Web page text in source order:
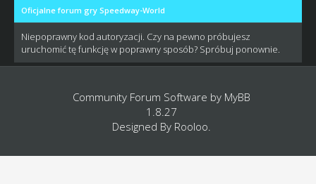
Oficjalne forum gry Speedway-World
Niepoprawny kod autoryzacji. Czy na pewno próbujesz
uruchomić tę funkcję w poprawny sposób? Spróbuj ponownie.
Community Forum Software by MyBB
1.8.27
Designed By Rooloo.